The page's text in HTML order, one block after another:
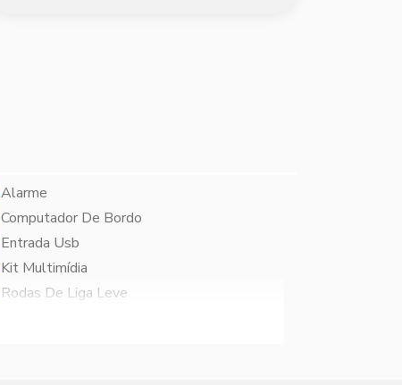
Alarme
Computador De Bordo
Entrada Usb
Kit Multimídia
Rodas De Liga Leve